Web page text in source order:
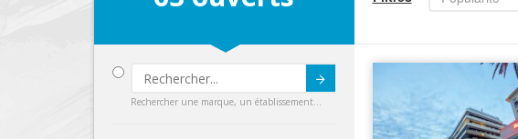
Rechercher une marque, un établissement...